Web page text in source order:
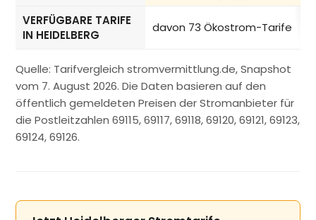
VERFÜGBARE TARIFE
IN HEIDELBERG
davon 73 Ökostrom-Tarife
Quelle: Tarifvergleich stromvermittlung.de, Snapshot
vom 7. August 2026. Die Daten basieren auf den
öffentlich gemeldeten Preisen der Stromanbieter für
die Postleitzahlen 69115, 69117, 69118, 69120, 69121, 69123,
69124, 69126.